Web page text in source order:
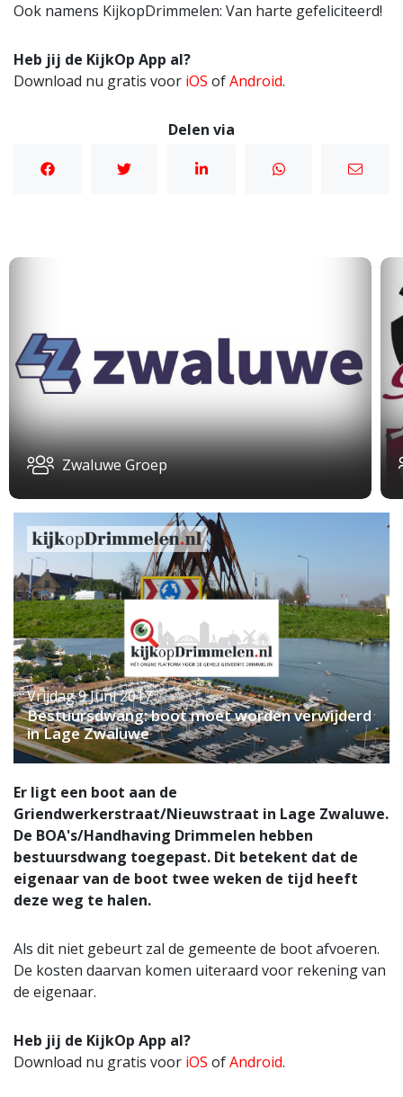
Ook namens KijkopDrimmelen: Van harte gefeliciteerd!
Heb jij de KijkOp App al?
Download nu gratis voor iOS ofAndroid.
Delen via
Zwaluwe Groep
Vrijdag 9 Juni 2017
Bestuursdwang: boot moet worden verwijderd
in Lage Zwaluwe
Er ligt een boot aan de
Griendwerkerstraat/Nieuwstraat in Lage Zwaluwe.
De BOA's/Handhaving Drimmelen hebben
bestuursdwang toegepast. Dit betekent dat de
eigenaar van de boot twee weken de tijd heeft
deze weg te halen.
Als dit niet gebeurt zal de gemeente de boot afvoeren.
De kosten daarvan komen uiteraard voor rekening van
de eigenaar.
Heb jij de KijkOp App al?
Download nu gratis voor iOS ofAndroid.